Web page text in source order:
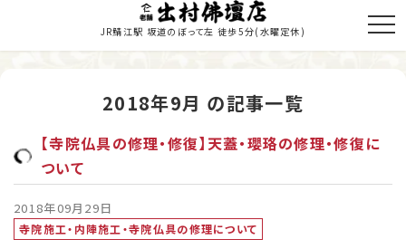
JR鯖江駅 坂道のぼって左 徒歩5分(水曜定休)
商品のご紹介
お仏壇の修理・修復
寺院施工
2018年9月 の記事一覧
【寺院仏具の修理・修復】天蓋・瓔珞の修理・修復に
ついて
2018年09月29日
寺院施工・内陣施工・寺院仏具の修理について